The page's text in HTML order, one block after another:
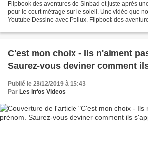
Flipbook des aventures de Sinbad et juste après
pour le court métrage sur le soleil. Une vidéo que
Youtube Dessine avec Pollux. Flipbook des
C'est mon choix - Ils n'aiment
Saurez-vous deviner comment
Publié le 28/12/2019 à 15:43
Par Les Infos Videos